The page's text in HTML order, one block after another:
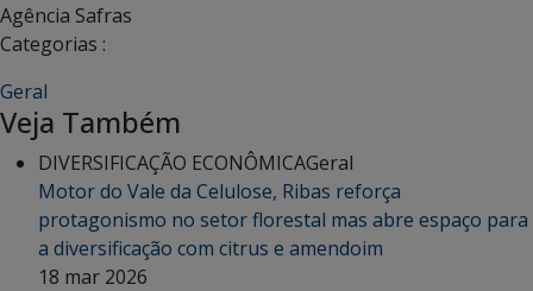
Agência Safras
Categorias :
Geral
Veja Também
DIVERSIFICAÇÃO ECONÔMICAGeral
Motor do Vale da Celulose, Ribas reforça
protagonismo no setor florestal mas abre espaço para
a diversificação com citrus e amendoim
18 mar 2026